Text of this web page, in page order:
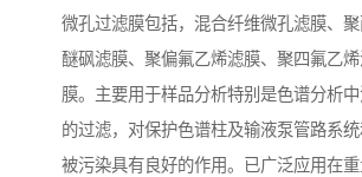
微孔过滤膜包括，混合纤维微孔滤膜、
醚砜滤膜、聚偏氟乙烯滤膜、聚四氟乙
膜。主要用于样品分析特别是色谱分析
的过滤，对保护色谱柱及输液泵管路系
被污染具有良好的作用。已广泛应用在